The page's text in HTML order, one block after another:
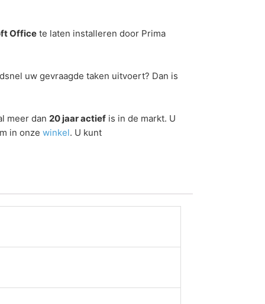
Office te laten installeren door Prima
uw gevraagde taken uitvoert? Dan is
meer dan 20 jaar actief is in de markt. U
in onze winkel. U kunt